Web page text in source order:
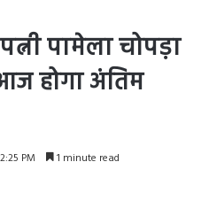
पामेला चोपड़ा
होगा अंतिम
PM 1 minute read